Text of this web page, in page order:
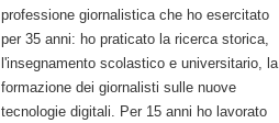
professione giornalistica che ho esercitato
per 35 anni: ho praticato la ricerca storica,
l'insegnamento scolastico e universitario, la
formazione dei giornalisti sulle nuove
tecnologie digitali. Per 15 anni ho lavorato